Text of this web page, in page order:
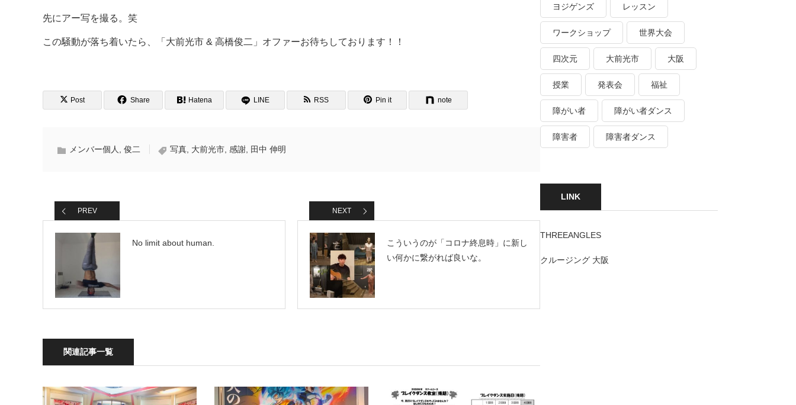
先にアー写を撮る。笑
この騒動が落ち着いたら、「大前光市 & 高橋俊二」オファーお待ちしております！！
Post Share Hatena LINE RSS Pin it note
メンバー個人 俊二 写真 大前光市 感謝 田中 伸明
PREV
No limit about human.
NEXT
こういうのが「コロナ終息時」に新し
い何かに繋がれば良いな。
関連記事一覧
ヨジゲンズ レッスン
ワークショップ 世界大会
四次元 大前光市 大阪
授業 発表会 福祉
障がい者 障がい者ダンス
障害者 障害者ダンス
LINK
THREEANGLES
クルージング 大阪